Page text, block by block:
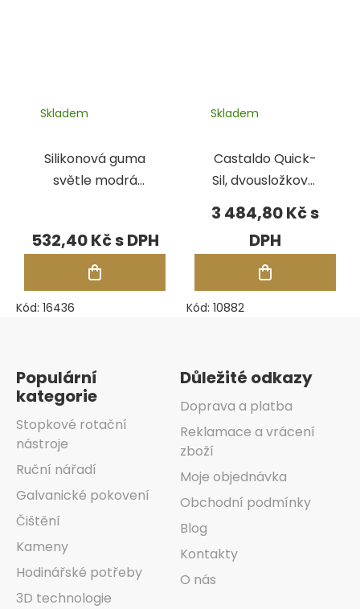
Silikonová guma
světle modrá
Skladem
532,40 Kč
Kód: 16436
Castaldo Quick-
Sil, dvousložková,
1 kg
Skladem
3 484,80 Kč
Kód: 10882
Populární
kategorie
Stopkové rotační
nástroje
Ruční nářadí
Galvanické pokovení
Čištění
Kameny
Hodinářské potřeby
3D technologie
Důležité odkazy
Doprava a platba
Reklamace a vrácení
zboží
Moje objednávka
Obchodní podmínky
Blog
Kontakty
O nás